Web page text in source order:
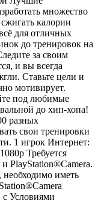
множество
калории
для отличных
до тренировок на
за своим
и вы всегда
Ставьте цели и
мотивирует.
под любимые
до хип-хопа!
разных
свои тренировки
1 игрок Интернет:
Требуется
PlayStation®Camera.
необходимо иметь
с Условиями